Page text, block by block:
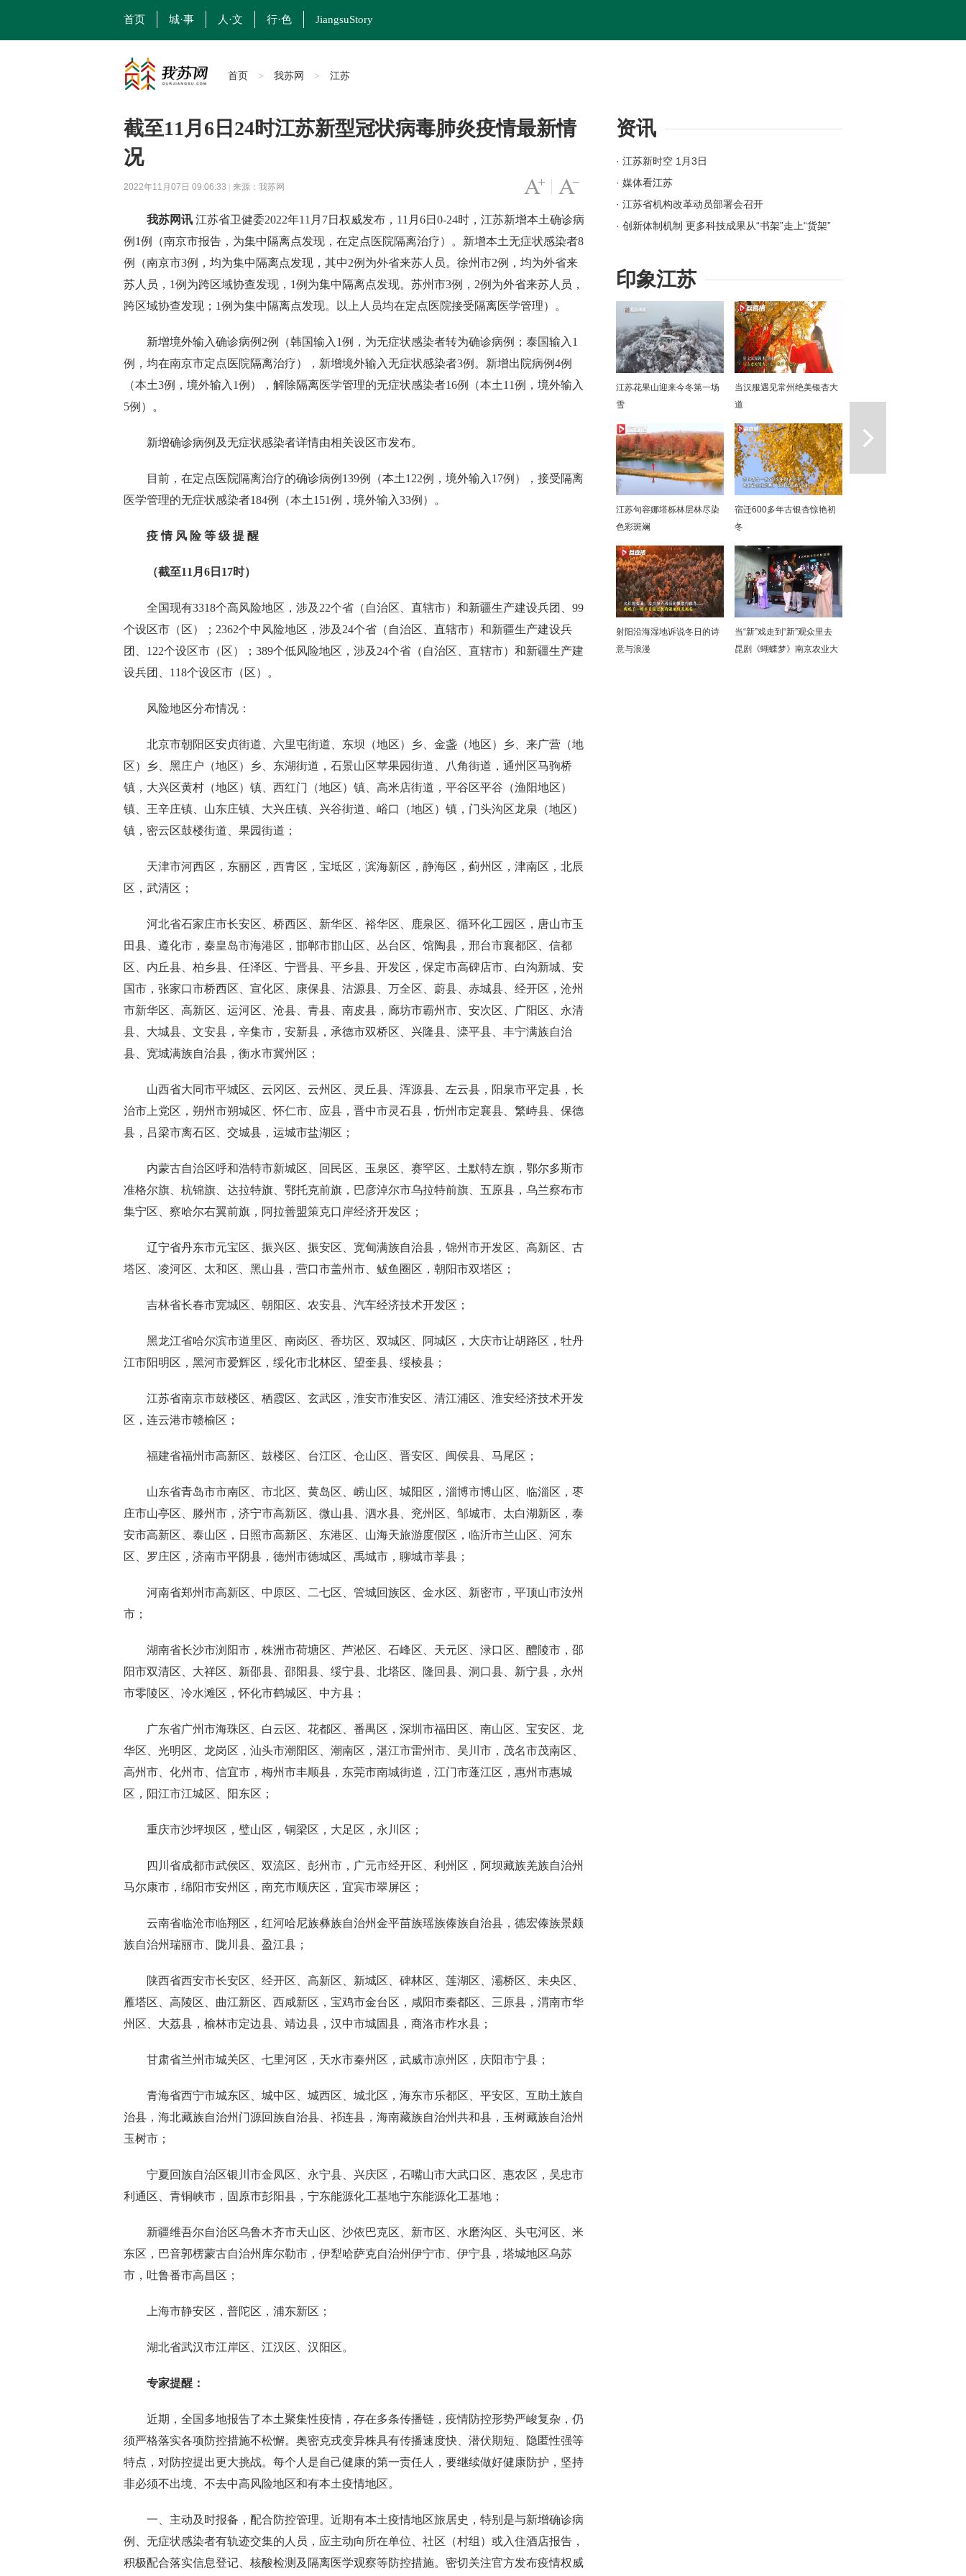
首页 城·事 人·文 行·色 JiangsuStory
首页 > 我苏网 > 江苏
截至11月6日24时江苏新型冠状病毒肺炎疫情最新情
况
2022年11月07日 09:06:33 来源：我苏网 字号变小
我苏网讯 江苏省卫健委2022年11月7日权威发布，11月6日0-24时，江苏新增本土确诊病
例1例（南京市报告，为集中隔离点发现，在定点医院隔离治疗）。新增本土无症状感染者8
例（南京市3例，均为集中隔离点发现，其中2例为外省来苏人员。徐州市2例，均为外省来
苏人员，1例为跨区域协查发现，1例为集中隔离点发现。苏州市3例，2例为外省来苏人员，
跨区域协查发现；1例为集中隔离点发现。以上人员均在定点医院接受隔离医学管理）。
新增境外输入确诊病例2例（韩国输入1例，为无症状感染者转为确诊病例；泰国输入1
例，均在南京市定点医院隔离治疗），新增境外输入无症状感染者3例。新增出院病例4例
（本土3例，境外输入1例），解除隔离医学管理的无症状感染者16例（本土11例，境外输入
5例）。
新增确诊病例及无症状感染者详情由相关设区市发布。
目前，在定点医院隔离治疗的确诊病例139例（本土122例，境外输入17例），接受隔离
医学管理的无症状感染者184例（本土151例，境外输入33例）。
疫 情 风 险 等 级 提 醒
（截至11月6日17时）
全国现有3318个高风险地区，涉及22个省（自治区、直辖市）和新疆生产建设兵团、99
个设区市（区）；2362个中风险地区，涉及24个省（自治区、直辖市）和新疆生产建设兵
团、122个设区市（区）；389个低风险地区，涉及24个省（自治区、直辖市）和新疆生产建
设兵团、118个设区市（区）。
风险地区分布情况：
北京市朝阳区安贞街道、六里屯街道、东坝（地区）乡、金盏（地区）乡、来广营（地
区）乡、黑庄户（地区）乡、东湖街道，石景山区苹果园街道、八角街道，通州区马驹桥
镇，大兴区黄村（地区）镇、西红门（地区）镇、高米店街道，平谷区平谷（渔阳地区）
镇、王辛庄镇、山东庄镇、大兴庄镇、兴谷街道、峪口（地区）镇，门头沟区龙泉（地区）
镇，密云区鼓楼街道、果园街道；
天津市河西区，东丽区，西青区，宝坻区，滨海新区，静海区，蓟州区，津南区，北辰
区，武清区；
河北省石家庄市长安区、桥西区、新华区、裕华区、鹿泉区、循环化工园区，唐山市玉
田县、遵化市，秦皇岛市海港区，邯郸市邯山区、丛台区、馆陶县，邢台市襄都区、信都
区、内丘县、柏乡县、任泽区、宁晋县、平乡县、开发区，保定市高碑店市、白沟新城、安
国市，张家口市桥西区、宣化区、康保县、沽源县、万全区、蔚县、赤城县、经开区，沧州
市新华区、高新区、运河区、沧县、青县、南皮县，廊坊市霸州市、安次区、广阳区、永清
县、大城县、文安县，辛集市，安新县，承德市双桥区、兴隆县、滦平县、丰宁满族自治
县、宽城满族自治县，衡水市冀州区；
山西省大同市平城区、云冈区、云州区、灵丘县、浑源县、左云县，阳泉市平定县，长
治市上党区，朔州市朔城区、怀仁市、应县，晋中市灵石县，忻州市定襄县、繁峙县、保德
县，吕梁市离石区、交城县，运城市盐湖区；
内蒙古自治区呼和浩特市新城区、回民区、玉泉区、赛罕区、土默特左旗，鄂尔多斯市
准格尔旗、杭锦旗、达拉特旗、鄂托克前旗，巴彦淖尔市乌拉特前旗、五原县，乌兰察布市
集宁区、察哈尔右翼前旗，阿拉善盟策克口岸经济开发区；
辽宁省丹东市元宝区、振兴区、振安区、宽甸满族自治县，锦州市开发区、高新区、古
塔区、凌河区、太和区、黑山县，营口市盖州市、鲅鱼圈区，朝阳市双塔区；
吉林省长春市宽城区、朝阳区、农安县、汽车经济技术开发区；
黑龙江省哈尔滨市道里区、南岗区、香坊区、双城区、阿城区，大庆市让胡路区，牡丹
江市阳明区，黑河市爱辉区，绥化市北林区、望奎县、绥棱县；
江苏省南京市鼓楼区、栖霞区、玄武区，淮安市淮安区、清江浦区、淮安经济技术开发
区，连云港市赣榆区；
福建省福州市高新区、鼓楼区、台江区、仓山区、晋安区、闽侯县、马尾区；
山东省青岛市市南区、市北区、黄岛区、崂山区、城阳区，淄博市博山区、临淄区，枣
庄市山亭区、滕州市，济宁市高新区、微山县、泗水县、兖州区、邹城市、太白湖新区，泰
安市高新区、泰山区，日照市高新区、东港区、山海天旅游度假区，临沂市兰山区、河东
区、罗庄区，济南市平阴县，德州市德城区、禹城市，聊城市莘县；
河南省郑州市高新区、中原区、二七区、管城回族区、金水区、新密市，平顶山市汝州
市；
湖南省长沙市浏阳市，株洲市荷塘区、芦淞区、石峰区、天元区、渌口区、醴陵市，邵
阳市双清区、大祥区、新邵县、邵阳县、绥宁县、北塔区、隆回县、洞口县、新宁县，永州
市零陵区、冷水滩区，怀化市鹤城区、中方县；
广东省广州市海珠区、白云区、花都区、番禺区，深圳市福田区、南山区、宝安区、龙
华区、光明区、龙岗区，汕头市潮阳区、潮南区，湛江市雷州市、吴川市，茂名市茂南区、
高州市、化州市、信宜市，梅州市丰顺县，东莞市南城街道，江门市蓬江区，惠州市惠城
区，阳江市江城区、阳东区；
重庆市沙坪坝区，璧山区，铜梁区，大足区，永川区；
四川省成都市武侯区、双流区、彭州市，广元市经开区、利州区，阿坝藏族羌族自治州
马尔康市，绵阳市安州区，南充市顺庆区，宜宾市翠屏区；
云南省临沧市临翔区，红河哈尼族彝族自治州金平苗族瑶族傣族自治县，德宏傣族景颇
族自治州瑞丽市、陇川县、盈江县；
陕西省西安市长安区、经开区、高新区、新城区、碑林区、莲湖区、灞桥区、未央区、
雁塔区、高陵区、曲江新区、西咸新区，宝鸡市金台区，咸阳市秦都区、三原县，渭南市华
州区、大荔县，榆林市定边县、靖边县，汉中市城固县，商洛市柞水县；
甘肃省兰州市城关区、七里河区，天水市秦州区，武威市凉州区，庆阳市宁县；
青海省西宁市城东区、城中区、城西区、城北区，海东市乐都区、平安区、互助土族自
治县，海北藏族自治州门源回族自治县、祁连县，海南藏族自治州共和县，玉树藏族自治州
玉树市；
宁夏回族自治区银川市金凤区、永宁县、兴庆区，石嘴山市大武口区、惠农区，吴忠市
利通区、青铜峡市，固原市彭阳县，宁东能源化工基地宁东能源化工基地；
新疆维吾尔自治区乌鲁木齐市天山区、沙依巴克区、新市区、水磨沟区、头屯河区、米
东区，巴音郭楞蒙古自治州库尔勒市，伊犁哈萨克自治州伊宁市、伊宁县，塔城地区乌苏
市，吐鲁番市高昌区；
上海市静安区，普陀区，浦东新区；
湖北省武汉市江岸区、江汉区、汉阳区。
专家提醒：
近期，全国多地报告了本土聚集性疫情，存在多条传播链，疫情防控形势严峻复杂，仍
须严格落实各项防控措施不松懈。奥密克戎变异株具有传播速度快、潜伏期短、隐匿性强等
特点，对防控提出更大挑战。每个人是自己健康的第一责任人，要继续做好健康防护，坚持
非必须不出境、不去中高风险地区和有本土疫情地区。
一、主动及时报备，配合防控管理。近期有本土疫情地区旅居史，特别是与新增确诊病
例、无症状感染者有轨迹交集的人员，应主动向所在单位、社区（村组）或入住酒店报告，
积极配合落实信息登记、核酸检测及隔离医学观察等防控措施。密切关注官方发布疫情权威
资讯
· 江苏新时空 1月3日
· 媒体看江苏
· 江苏省机构改革动员部署会召开
· 创新体制机制 更多科技成果从“书架”走上“货架”
· 苏州：奋力打造全球具有领先地位的“智造之城”
· 【改变在身边】今年起扬州环卫工享免费早餐
· 江苏高速公路因雾霾特级管制均已解除
印象江苏
江苏花果山迎来今冬第一场
雪
当汉服遇见常州绝美银杏大
道
江苏句容娜塔栎林层林尽染
色彩斑斓
宿迁600多年古银杏惊艳初
冬
射阳沿海湿地诉说冬日的诗
意与浪漫
当“新”戏走到“新”观众里去
昆剧《蝴蝶梦》南京农业大